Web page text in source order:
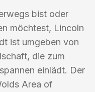
bist oder
möchtest, Lincoln
ist umgeben von
die zum
einlädt. Der
Area of